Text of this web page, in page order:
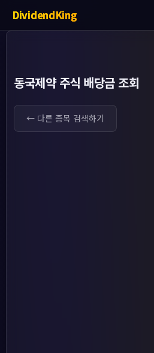
DividendKing
동국제약 주식 배당금 조회
← 다른 종목 검색하기